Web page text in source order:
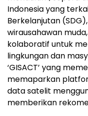
Indonesia yang
Berkelanjutan
wirausahawan
kolaboratif untuk
lingkungan dan
‘GISACT’ yang
memaparkan
data satelit
memberikan